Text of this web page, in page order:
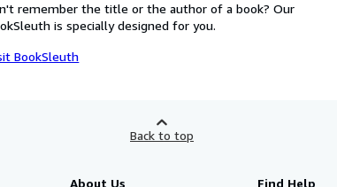
remember the title or the author of a book? Our
is specially designed for you.
BookSleuth
Back to top
About Us Find Help